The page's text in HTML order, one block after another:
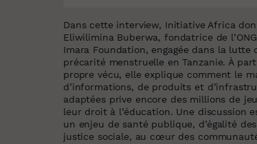
Dans cette interview, Initiative Africa
Eliwilimina Buberwa, fondatrice de
Imara Foundation, engagée dans la lutte
précarité menstruelle en Tanzanie. À
propre vécu, elle explique comment le
d’informations, de produits et
adaptées prive encore des millions de
leur droit à l’éducation. Une discussion
un enjeu de santé publique, d’égalité
justice sociale, au cœur des